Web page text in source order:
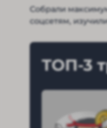
Собрали
соцсетям,
ТОП-3